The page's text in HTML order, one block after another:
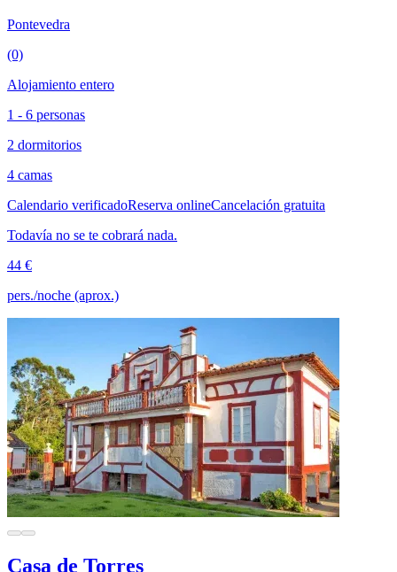
Pontevedra
(0)
Alojamiento entero
1 - 6 personas
2 dormitorios
4 camas
Calendario verificadoReserva onlineCancelación gratuita
Todavía no se te cobrará nada.
44 €
pers./noche (aprox.)
Casa de Torres